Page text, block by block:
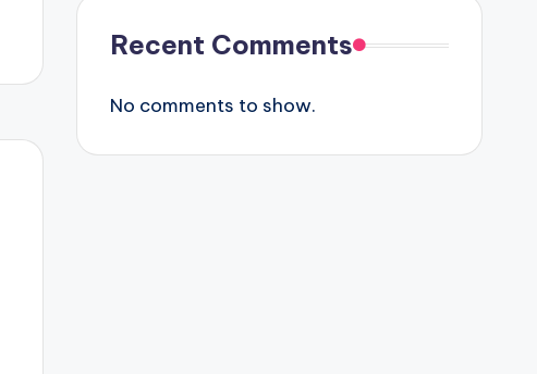
Recent Comments
No comments to show.